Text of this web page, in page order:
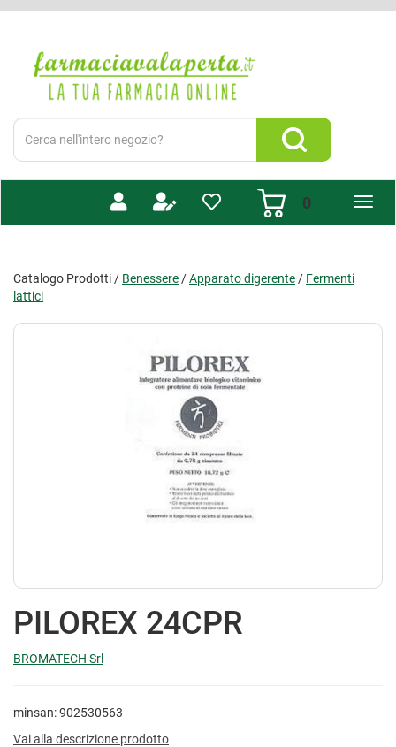
principale
Valaperta
Cerca
Prodotto
Cerca Prodotto
0prodotti
Catalogo Prodotti / Benessere /Apparato digerente / Fermenti
lattici
PILOREX 24CPR
BROMATECH Srl
minsan: 902530563
Vai alla descrizione prodotto